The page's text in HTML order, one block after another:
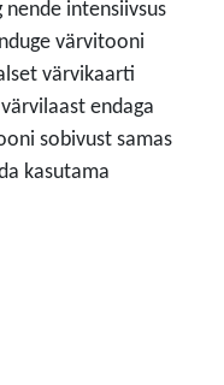
intensiivsus
värvitooni
värvikaarti
endaga
sobivust samas
kasutama